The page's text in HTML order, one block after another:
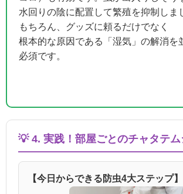
水回りの陰に配置して繁殖を抑制しま
もちろん、グッズに頼るだけでなく
根本的な原因である「湿気」の解消を
必須です。
💡 4. 実践！部屋ごとのチャタテ
【今日からできる防虫4大ステップ】